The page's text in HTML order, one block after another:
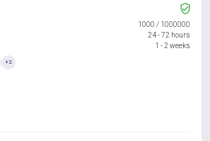
1000 / 1000000
24 - 72 hours
1 - 2 weeks
+2